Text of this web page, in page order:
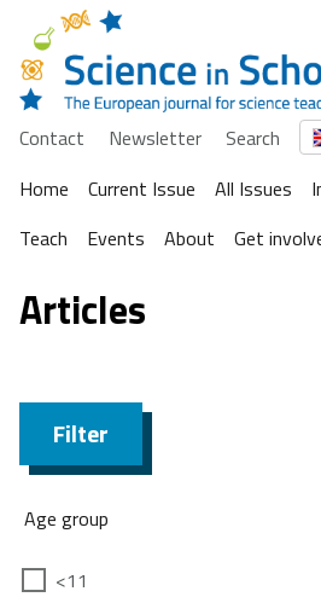
Contact Newsletter
Search
Home
Current Issue All Issues
Teach
Events About Get
Articles
Filter
Age group
<11